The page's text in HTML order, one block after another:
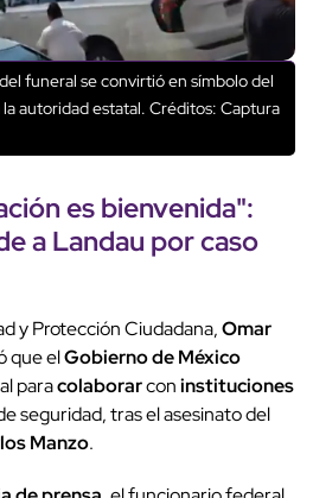
funeral se convirtió en símbolo del
autoridad estatal. Créditos: Captura
es bienvenida":
aLandau porcaso
y Protección Ciudadana,Omar
que elGobierno de México
paracolaborarconinstituciones
seguridad, tras el asesinato del
Manzo.